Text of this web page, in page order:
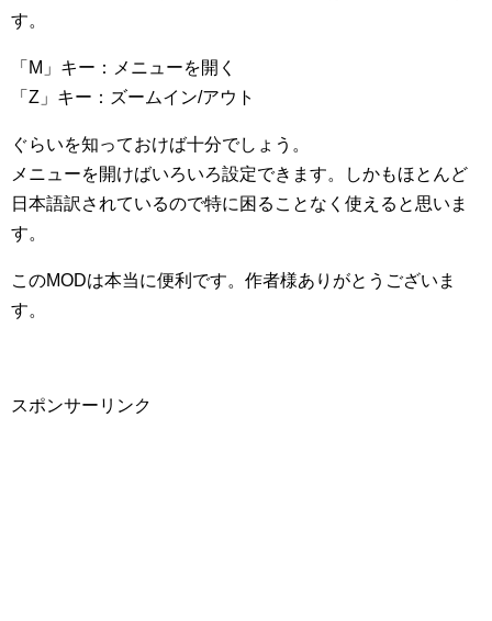
す。
「M」キー：メニューを開く
「Z」キー：ズームイン/アウト
ぐらいを知っておけば十分でしょう。
メニューを開けばいろいろ設定できます。しかもほとんど
日本語訳されているので特に困ることなく使えると思いま
す。
このMODは本当に便利です。作者様ありがとうございま
す。
スポンサーリンク